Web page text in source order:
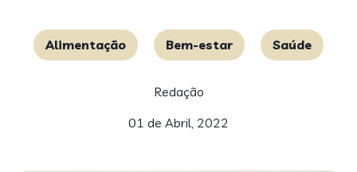
Alimentação Bem-estar Saúde
Redação
01 de Abril, 2022